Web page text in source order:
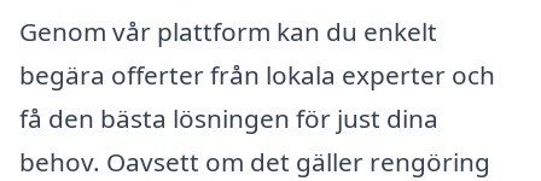
Genom vår plattform kan du enkelt
begära offerter från lokala experter och
få den bästa lösningen för just dina
behov. Oavsett om det gäller rengöring